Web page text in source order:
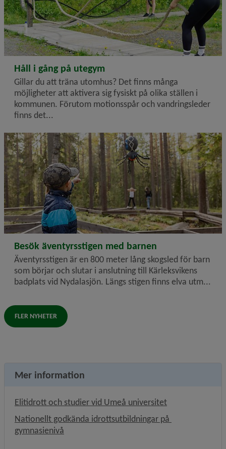
2026-07-02
Håll i gång på utegym
Gillar du att träna utomhus? Det finns många
möjligheter att aktivera sig fysiskt på olika ställen i
kommunen. Förutom motionsspår och vandringsleder
finns det...
2026-07-02
Besök äventyrsstigen med barnen
Äventyrsstigen är en 800 meter lång skogsled för barn
som börjar och slutar i anslutning till Kärleksvikens
badplats vid Nydalasjön. Längs stigen finns elva utm...
FLER NYHETER
Mer information
Elitidrott och studier vid Umeå universitetLänk till annan
Nationellt godkända idrottsutbildningar på
gymnasienivå